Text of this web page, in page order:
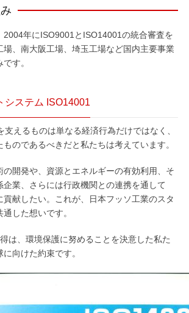
2004年にISO9001とISO14001の統合審査を
場、南大阪工場、埼玉工場など国内主要事業
す。
システム ISO14001
支えるものは単なる経済行為だけではなく、
のであるべきだと私たちは考えています。
の開発や、資源とエネルギーの有効利用、そ
企業、さらには行政機関との連携を通して
貢献したい。これが、日本フッソ工業のスタ
した想いです。
は、環境保護に努めることを決意した私た
向けた約束です。